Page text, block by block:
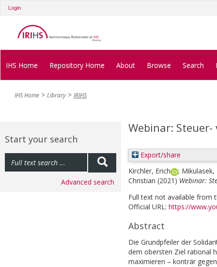
Login
IHS Home Repository Home About Browse Search
IHS Home Library IRIHS
Start your search
Advanced search
Webinar:
Export/share
Kirchler, Erich
;
Christian (2021) Webinar:
Full text not available from
Official URL: https://
Abstract
Die Grundpfeiler der
dem obersten Ziel rational
maximieren – konträr